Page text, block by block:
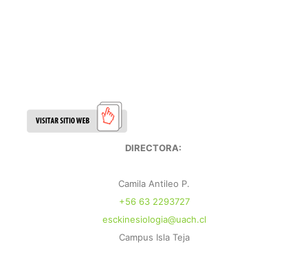
DIRECTORA:
Camila Antileo P.
+56 63 2293727
esckinesiologia@uach.cl
Campus Isla Teja